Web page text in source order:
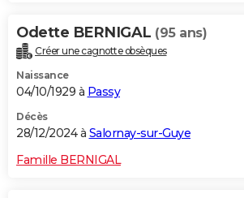
Odette BERNIGAL (95 ans)
Créer une cagnotte obsèques
Naissance
04/10/1929 à Passy
Décès
28/12/2024 à Salornay-sur-Guye
Famille BERNIGAL